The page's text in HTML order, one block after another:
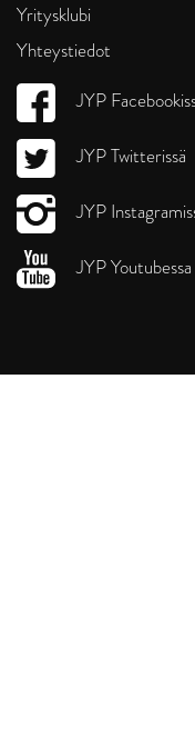
Yritysklubi
Yhteystiedot
JYP
JYP Twitterissä
JYP
JYP Youtubessa